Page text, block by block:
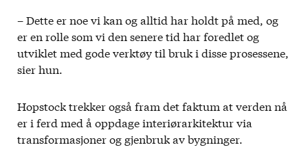
– Dette er noe vi kan og alltid har holdt på med, og
er en rolle som vi den senere tid har foredlet og
utviklet med gode verktøy til bruk i disse prosessene,
sier hun.
Hopstock trekker også fram det faktum at verden nå
er i ferd med å oppdage interiørarkitektur via
transformasjoner og gjenbruk av bygninger.